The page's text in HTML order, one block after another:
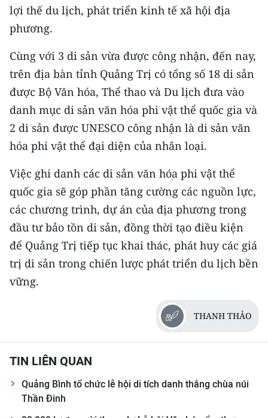
TIN MỚI
TIN ĐỊA PHƯƠNG
Trung du và miền núi phía Bắc
Đồng bằng sông Hồng
Bắc Trung Bộ
Nguyên
Đông Nam Bộ
Đồng bằng sông Cửu Long
Chuyên trang Hà Nội
Chuyên trang TP. Hồ Chí Minh
CÁC CHUYÊN TRANG
VỀ BÁO NHÂN DÂN
lợi thế du lịch, phát triển kinh tế xã hội địa
phương.
Cùng với 3 di sản vừa được công nhận, đến nay,
trên địa bàn tỉnh Quảng Trị có tổng số 18 di sản
được Bộ Văn hóa, Thể thao và Du lịch đưa vào
danh mục di sản văn hóa phi vật thể quốc gia và
2 di sản được UNESCO công nhận là di sản văn
hóa phi vật thể đại diện của nhân loại.
Việc ghi danh các di sản văn hóa phi vật thể
quốc gia sẽ góp phần tăng cường các nguồn lực,
các chương trình, dự án của địa phương trong
đầu tư bảo tồn di sản, đồng thời tạo điều kiện
để Quảng Trị tiếp tục khai thác, phát huy các giá
trị di sản trong chiến lược phát triển du lịch bền
vững.
THANH THẢO
TIN LIÊN QUAN
Quảng Bình tổ chức lễ hội di tích danh thắng chùa núi
Thần Đinh